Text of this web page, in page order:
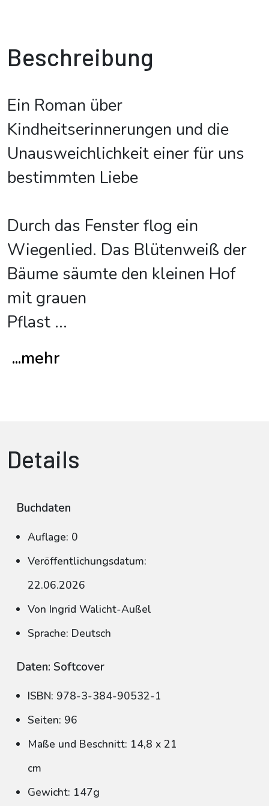
Beschreibung
Ein Roman über
Kindheitserinnerungen und die
Unausweichlichkeit einer für uns
bestimmten Liebe
Durch das Fenster flog ein
Wiegenlied. Das Blütenweiß der
Bäume säumte den kleinen Hof
mit grauen
Pflast ...
...mehr
Details
Buchdaten
Auflage: 0
Veröffentlichungsdatum:
22.06.2026
Von Ingrid Walicht-Außel
Sprache: Deutsch
Daten: Softcover
ISBN: 978-3-384-90532-1
Seiten: 96
Maße und Beschnitt: 14,8 x 21
cm
Gewicht: 147g